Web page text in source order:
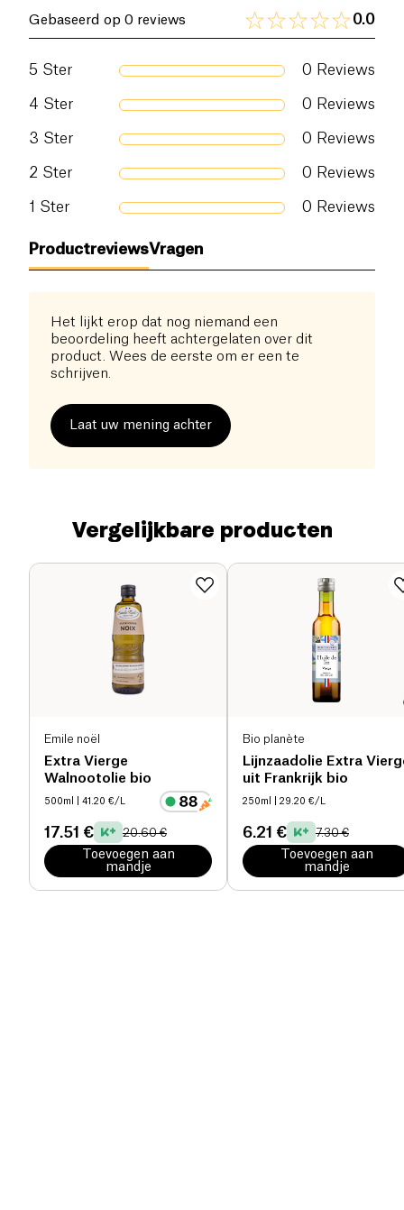
Gebaseerd op 0 reviews 0.0
5 Ster 0 Reviews
4 Ster 0 Reviews
3 Ster 0 Reviews
2 Ster 0 Reviews
1 Ster 0 Reviews
ProductreviewsVragen
Het lijkt erop dat nog niemand een
beoordeling heeft achtergelaten over dit
product. Wees de eerste om er een te
schrijven.
Laat uw mening achter
Vergelijkbare producten
Emile noël
Extra Vierge
Walnootolie bio
500ml | 41.20 €/L
17.51 € 20.60 €
Toevoegen aan
mandje
Bio planète
Lijnzaadolie Extra
uit Frankrijk bio
250ml | 29.20 €/L
6.21 € 7.30 €
Toevoegen aan
mandje